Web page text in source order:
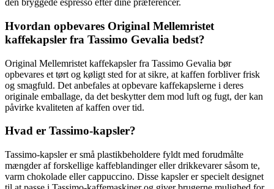
den bryggede espresso efter dine præferencer.
Hvordan opbevares Original Mellemristet
kaffekapsler fra Tassimo Gevalia bedst?
Original Mellemristet kaffekapsler fra Tassimo Gevalia bør
opbevares et tørt og køligt sted for at sikre, at kaffen forbliver frisk
og smagfuld. Det anbefales at opbevare kaffekapslerne i deres
originale emballage, da det beskytter dem mod luft og fugt, der kan
påvirke kvaliteten af kaffen over tid.
Hvad er Tassimo-kapsler?
Tassimo-kapsler er små plastikbeholdere fyldt med forudmålte
mængder af forskellige kaffeblandinger eller drikkevarer såsom te,
varm chokolade eller cappuccino. Disse kapsler er specielt designet